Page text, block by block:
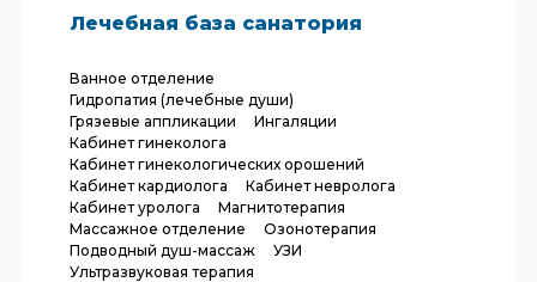
Лечебная база санатория
Ванное отделение
Гидропатия (лечебные души)
Грязевые аппликации
Ингаляции
Кабинет гинеколога
Кабинет гинекологических орошений
Кабинет кардиолога
Кабинет невролога
Кабинет уролога
Магнитотерапия
Массажное отделение
Озонотерапия
Подводный душ-массаж
УЗИ
Ультразвуковая терапия